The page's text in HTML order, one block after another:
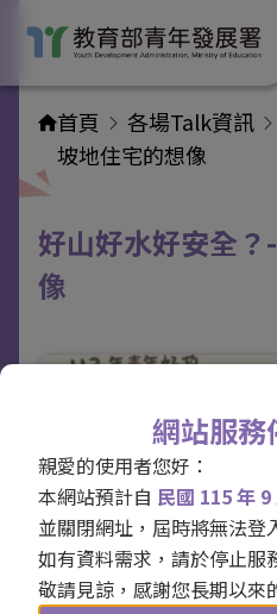
網站服務
親愛的使用者您好：
本網站預計自 民國 115 年
並關閉網址，屆時將無法登
如有資料需求，請於停止服
敬請見諒，感謝您長期以來
首頁 各場Talk資訊
坡地住宅的想像
好山好水好安全
像